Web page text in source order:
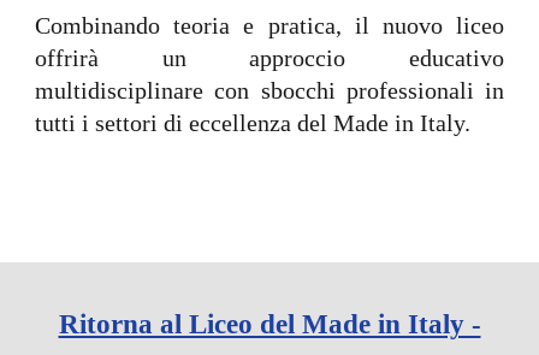
Combinando teoria e pratica, il nuovo liceo
offrirà un approccio educativo
multidisciplinare con sbocchi professionali in
tutti i settori di eccellenza del Made in Italy.
Ritorna al Liceo del Made in Italy -